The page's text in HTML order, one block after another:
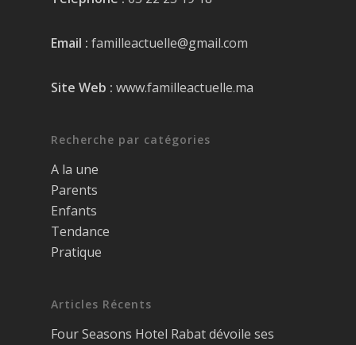
Email : familleactuelle@gmail.com
Site Web : www.familleactuelle.ma
Recherche par catégories
A la une
Parents
Enfants
Tendance
Pratique
Articles Récents
Four Seasons Hotel Rabat dévoile ses